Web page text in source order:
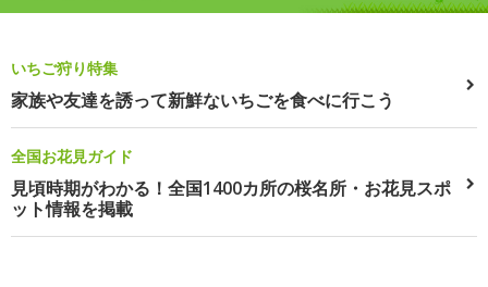
いちご狩り特集
家族や友達を誘って新鮮ないちごを食べに行こう
全国お花見ガイド
見頃時期がわかる！全国1400カ所の桜名所・お花見スポ
ット情報を掲載